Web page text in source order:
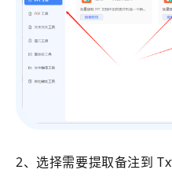
2、选择需要提取备注到